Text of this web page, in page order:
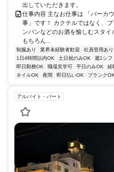
出していただきます。
仕事内容 主なお仕事は 「バーカ
事」です！ カクテルではなく、
ンパンなどのお酒を愉しむスタイ
もちろん...
制服あり 業界未経験者歓迎 社員登用あり
1日4時間以内OK
土日祝のみOK 週1シフ
即日勤務OK
職場見学可 平日のみOK 経
ネイルOK
夜間 即日払いOK ブランクOK
アルバイト・パート